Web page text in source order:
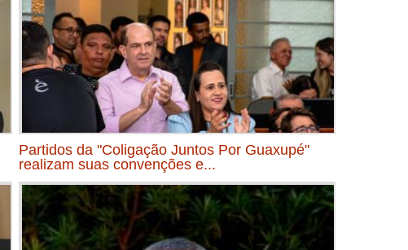
Partidos da "Coligação Juntos Por Guaxupé"
realizam suas convenções e...